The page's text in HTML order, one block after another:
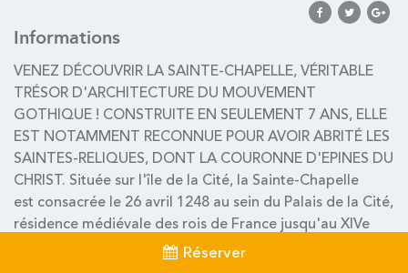
Informations
VENEZ DÉCOUVRIR LA SAINTE-CHAPELLE, VÉRITABLE
TRÉSOR D'ARCHITECTURE DU MOUVEMENT
GOTHIQUE ! CONSTRUITE EN SEULEMENT 7 ANS, ELLE
EST NOTAMMENT RECONNUE POUR AVOIR ABRITÉ LES
SAINTES-RELIQUES, DONT LA COURONNE D'EPINES DU
CHRIST. Située sur l'île de la Cité, la Sainte-Chapelle
est consacrée le 26 avril 1248 au sein du Palais de la Cité,
résidence médiévale des rois de France jusqu'au XIVe
siècle. Aujourd'hui inscrite au patrimoine mondial de
Réserver